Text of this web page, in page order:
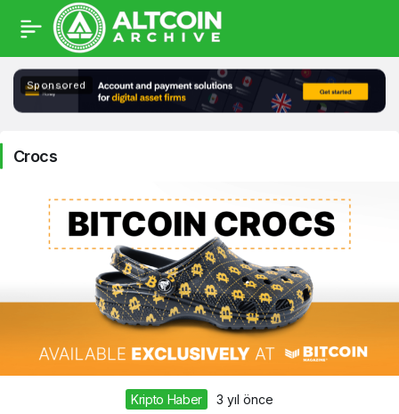
Crocs
Haberleri
Sponsored
Crocs
Kripto Haber 3 yıl önce